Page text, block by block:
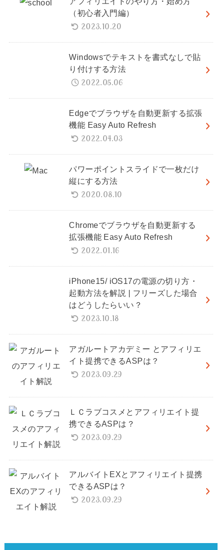
（初心者入門編）
2023.10.20
Windowsでテキストを書式なしで貼
り付けする方法
2022.05.06
Edgeでブラウザを自動更新する拡張
機能 Easy Auto Refresh
2022.04.03
パワーポイントスライドで一枚だけ
縦にする方法
2020.08.10
Chromeでブラウザを自動更新する
拡張機能 Easy Auto Refresh
2022.01.16
iPhone15/ iOS17の電源の切り方・
起動方法を解説 | フリーズした場合
はどうしたらいい？
2023.10.18
アガルートアカデミー とアフィリエ
イト提携できるASPは？
2023.09.29
ＬＣラブコスメとアフィリエイト提
携できるASPは？
2023.09.29
アルバイトEXとアフィリエイト提携
できるASPは？
2023.09.29